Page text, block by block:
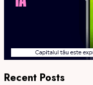
Recent Posts